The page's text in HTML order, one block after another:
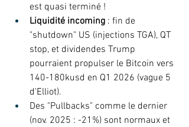
est quasi terminé !
Liquidité incoming : fin de
"shutdown" US (injections TGA), QT
stop, et dividendes Trump
pourraient propulser le Bitcoin vers
140-180kusd en Q1 2026 (vague 5
d'Elliot).
Des "Pullbacks" comme le dernier
(nov. 2025 : -21%) sont normaux et